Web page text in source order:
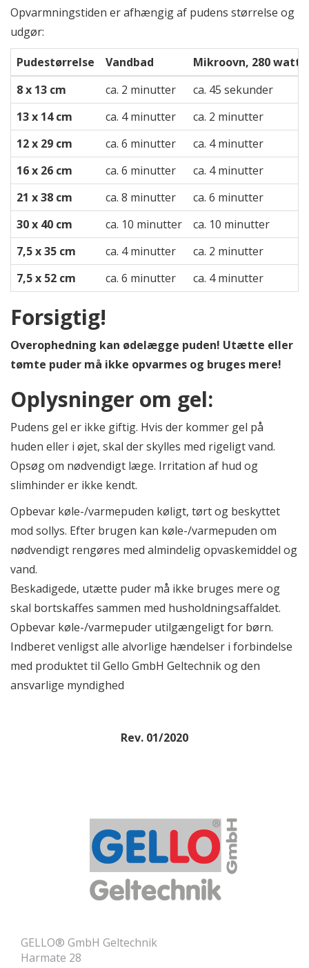
Opvarmningstiden er afhængig af pudens størrelse og
udgør:
Pudestørrelse
Vandbad
Mikroovn, 280 watt
8 x 13 cm
ca. 2 minutter
ca. 45 sekunder
13 x 14 cm
ca. 4 minutter
ca. 2 minutter
12 x 29 cm
ca. 6 minutter
ca. 4 minutter
16 x 26 cm
ca. 6 minutter
ca. 4 minutter
21 x 38 cm
ca. 8 minutter
ca. 6 minutter
30 x 40 cm
ca. 10 minutter
ca. 10 minutter
7,5 x 35 cm
ca. 4 minutter
ca. 2 minutter
7,5 x 52 cm
ca. 6 minutter ca. 4 minutter
Forsigtig!
Overophedning kan ødelægge puden! Utætte eller
tømte puder må ikke opvarmes og bruges mere!
Oplysninger om gel:
Pudens gel er ikke giftig. Hvis der kommer gel på
huden eller i øjet, skal der skylles med rigeligt vand.
Opsøg om nødvendigt læge. Irritation af hud og
slimhinder er ikke kendt.
Opbevar køle-/varmepuden køligt, tørt og beskyttet
mod sollys. Efter brugen kan køle-/varmepuden om
nødvendigt rengøres med almindelig opvaskemiddel og
vand.
Beskadigede, utætte puder må ikke bruges mere og
skal bortskaffes sammen med husholdningsaffaldet.
Opbevar køle-/varmepuder utilgængeligt for børn.
Indberet venligst alle alvorlige hændelser i forbindelse
med produktet til Gello GmbH Geltechnik og den
ansvarlige myndighed
Rev. 01/2020
GELLO® GmbH Geltechnik
Harmate 28